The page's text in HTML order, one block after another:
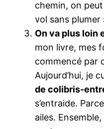
chemin, on
vol sans plumer
On va plus loin
mon livre, mes
commencé par
Aujourd’hui, je
de colibris-
s’entraide.
ailes.